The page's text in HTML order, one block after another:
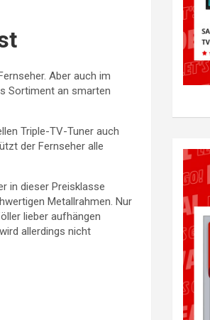
Aber auch im
Sortiment an smarten
Triple-TV-Tuner auch
der Fernseher alle
in dieser Preisklasse
Metallrahmen. Nur
lieber aufhängen
wird allerdings nicht